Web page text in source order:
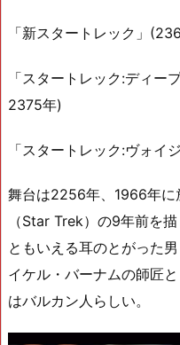
「新スタートレック」
「スタートレック:ディー
2375年)
「スタートレック:ヴォイ
舞台は2256年、1966年に
（Star Trek）の9年前を
ともいえる耳のとがった
イケル・バーナムの師匠
はバルカン人らしい。